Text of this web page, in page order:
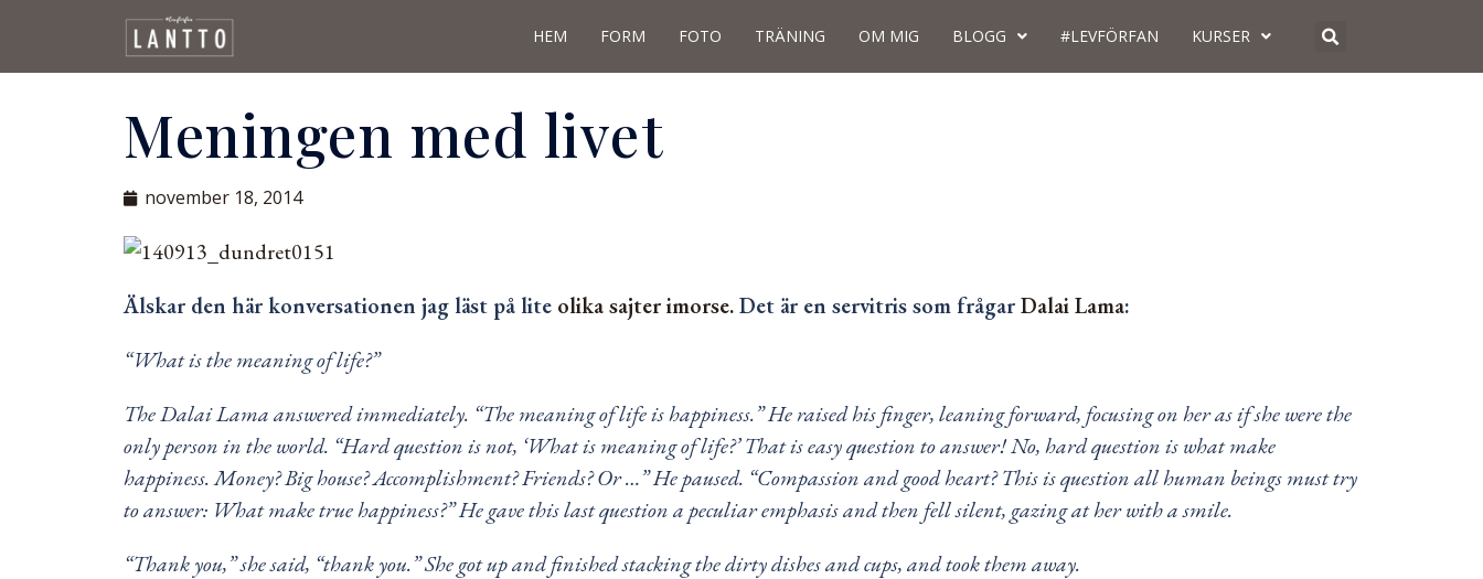
HEM FORM FOTO TRÄNING OM MIG BLOGG #LEVFÖRFAN KURSER
Meningen med livet
november 18, 2014
Älskar den här konversationen jag läst på lite olika sajter imorse.Det är en servitris som frågarDalai Lama:
“What is the meaning of life?”
The Dalai Lama answered immediately. “The meaning of life is happiness.” He raised his finger, leaning forward, focusing on her as if she were the
only person in the world. “Hard question is not, ‘What is meaning of life?’ That is easy question to answer! No, hard question is what make
happiness. Money? Big house? Accomplishment? Friends? Or …” He paused. “Compassion and good heart? This is question all human beings must try
to answer: What make true happiness?” He gave this last question a peculiar emphasis and then fell silent, gazing at her with a smile.
“Thank you,” she said, “thank you.” She got up and finished stacking the dirty dishes and cups, and took them away.